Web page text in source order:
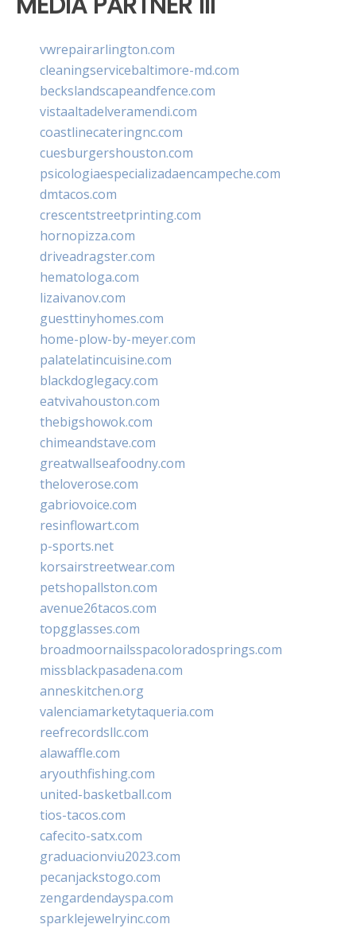
vwrepairarlington.com
cleaningservicebaltimore-md.com
beckslandscapeandfence.com
vistaaltadelveramendi.com
coastlinecateringnc.com
cuesburgershouston.com
psicologiaespecializadaencampeche.com
dmtacos.com
crescentstreetprinting.com
hornopizza.com
driveadragster.com
hematologa.com
lizaivanov.com
guesttinyhomes.com
home-plow-by-meyer.com
palatelatincuisine.com
blackdoglegacy.com
eatvivahouston.com
thebigshowok.com
chimeandstave.com
greatwallseafoodny.com
theloverose.com
gabriovoice.com
resinflowart.com
p-sports.net
korsairstreetwear.com
petshopallston.com
avenue26tacos.com
topgglasses.com
broadmoornailsspacoloradosprings.com
missblackpasadena.com
anneskitchen.org
valenciamarketytaqueria.com
reefrecordsllc.com
alawaffle.com
aryouthfishing.com
united-basketball.com
tios-tacos.com
cafecito-satx.com
graduacionviu2023.com
pecanjackstogo.com
zengardendayspa.com
sparklejewelryinc.com